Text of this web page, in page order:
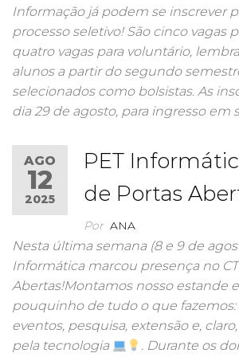
Informação já podem se inscrever
processo seletivo! São cinco vagas
quatro vagas para voluntário,
alunos a partir do segundo
selecionados como bolsistas. As
dia 29 de agosto, para ingresso em
AGO
12
2025
PET
de Portas
Por ANA
Nesta última semana (8 e 9 de
Informática marcou presença no
Abertas!Montamos nosso estande
pouquinho de tudo o que fazemos:
eventos, pesquisa, extensão e,
pela tecnologia
. Durante os